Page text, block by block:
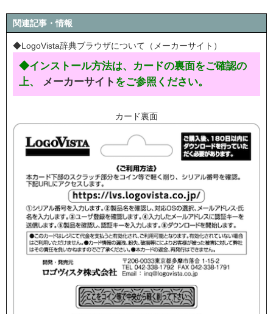
関連記事・情報
◆LogoVista辞典ブラウザについて（メーカーサイト）
◆インストール方法は、カードの裏面をご確認の
上、 メーカーサイト をご参照ください。
カード裏面